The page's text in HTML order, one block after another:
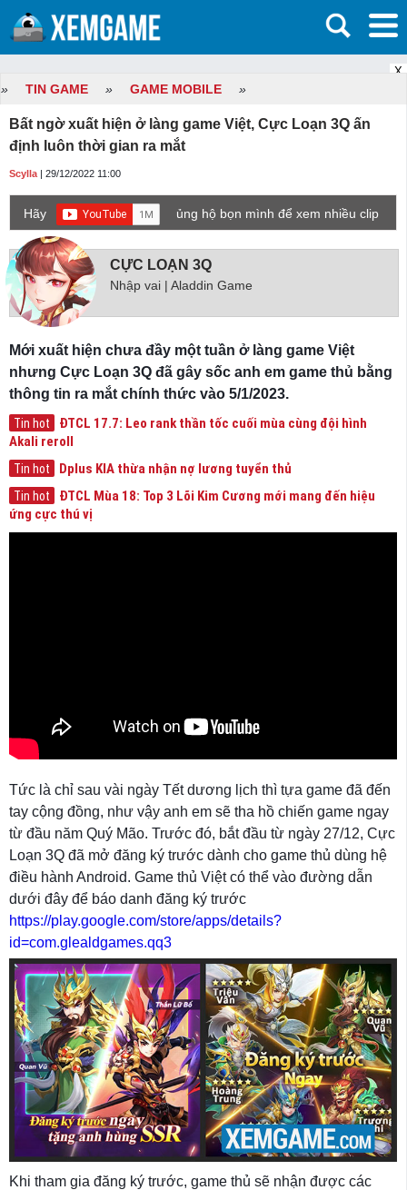
X
» TIN GAME » GAME MOBILE »
Bất ngờ xuất hiện ở làng game Việt, Cực Loạn 3Q ấn
định luôn thời gian ra mắt
Scylla | 29/12/2022 11:00
Hãy
ủng hộ bọn mình để xem nhiều clip
game mới hơn nhé!
CỰC LOẠN 3Q
Nhập vai | Aladdin Game
Mới xuất hiện chưa đầy một tuần ở làng game Việt
nhưng Cực Loạn 3Q đã gây sốc anh em game thủ bằng
thông tin ra mắt chính thức vào 5/1/2023.
Tin hot
ĐTCL 17.7: Leo rank thần tốc cuối mùa cùng đội hình
Akali reroll
Tin hot Dplus KIA thừa nhận nợ lương tuyển thủ
Tin hot
ĐTCL Mùa 18: Top 3 Lõi Kim Cương mới mang đến hiệu
ứng cực thú vị
Tức là chỉ sau vài ngày Tết dương lịch thì tựa game đã đến
tay cộng đồng, như vậy anh em sẽ tha hồ chiến game ngay
từ đầu năm Quý Mão. Trước đó, bắt đầu từ ngày 27/12, Cực
Loạn 3Q đã mở đăng ký trước dành cho game thủ dùng hệ
điều hành Android. Game thủ Việt có thể vào đường dẫn
dưới đây để báo danh đăng ký trước
https://play.google.com/store/apps/details?
id=com.glealdgames.qq3
Khi tham gia đăng ký trước, game thủ sẽ nhận được các